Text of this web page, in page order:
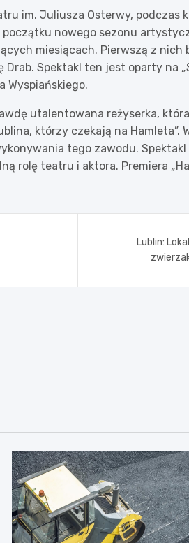
im. Juliusza Osterwy, podczas
nowego sezonu
miesiącach. Pierwszą z nich
Spektakl ten jest oparty na
Wyspiańskiego.
utalentowana reżyserka,
którzy czekają na Hamleta”.
tego zawodu.
rolę teatru i aktora. Premiera
Lublin: